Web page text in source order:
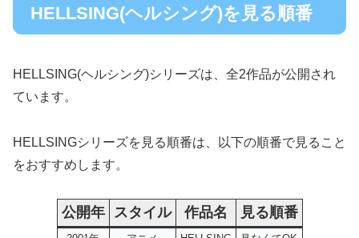
HELLSING(ヘルシング)を見る順番
HELLSING(ヘルシング)シリーズは、全2作品が公開され
ています。
HELLSINGシリーズを見る順番は、以下の順番で見ること
をおすすめします。
公開年 スタイル 作品名 見る順番